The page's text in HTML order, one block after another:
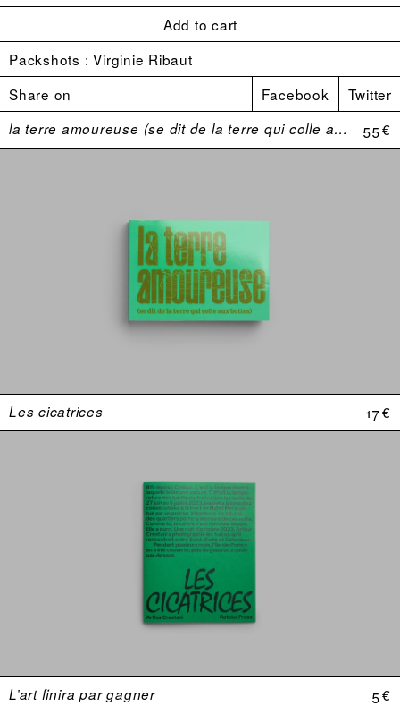
Add to cart
Packshots :Virginie Ribaut
Share on
Facebook Twitter
la terre amoureuse (se dit de la terre qui colle aux bottes) 55 €
Les cicatrices 17 €
L’art finira par gagner 5 €